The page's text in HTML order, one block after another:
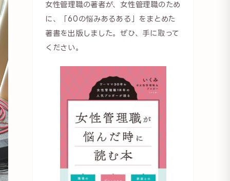
女性管理職の著者が、女性管理職のため
に、「60の悩みあるある」をまとめた
著書を出版しました。ぜひ、手に取って
ください。